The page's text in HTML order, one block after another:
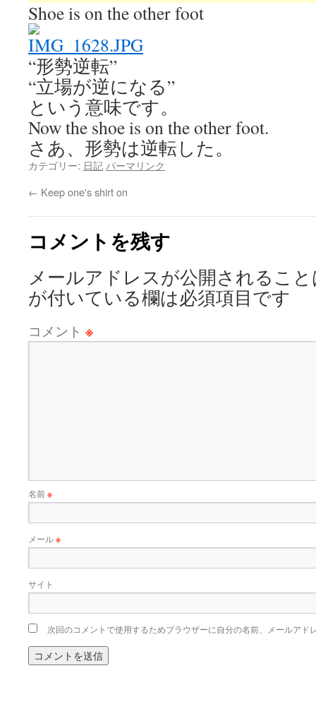
Shoe is on the other foot
“形勢逆転”
“立場が逆になる”
という意味です。
Now the shoe is on the other foot.
さあ、形勢は逆転した。
カテゴリー: 日記 パーマリンク
← Keep one's shirt on
コメントを残す
メールアドレスが公開されるこ
が付いている欄は必須項目です
コメント ※
名前※
メール※
サイト
次回のコメントで使用するためブラウザーに自分の名前、メールアド